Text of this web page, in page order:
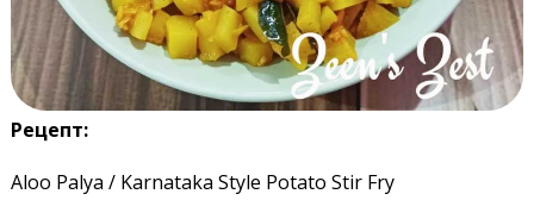
Рецепт:
Aloo Palya / Karnataka Style Potato Stir Fry